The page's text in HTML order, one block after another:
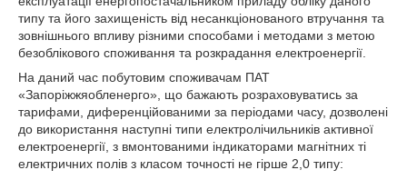
типу та його захищеність від несанкціонованого втручання та
зовнішнього впливу різними способами і методами з метою
безоблікового споживання та розкрадання електроенергії.
На даний час побутовим споживачам ПАТ
«Запоріжжяобленерго», що бажають розраховуватись за
тарифами, диференційованими за періодами часу, дозволені
до використання наступні типи електролічильників активної
електроенергії, з вмонтованими індикаторами магнітних ті
електричних полів з класом точності не гірше 2,0 типу: